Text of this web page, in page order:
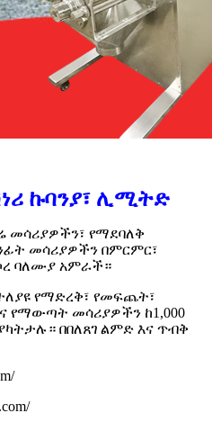
ኩባንያ፣ ሊሚትድ
መሳሪያዎችን፣ የማደባለቅ
መሳሪያዎችን በምርምር፣
ባለሙያ አምራች።
የማድረቅ፣ የመፍጨት፣
የማውጣት መሳሪያዎችን ከ1,000
በበለጸገ ልምድ እና ጥብቅ